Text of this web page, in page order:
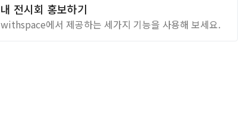
내 전시회 홍보하기
withspace에서 제공하는 세가지 기능을 사용해 보세요.